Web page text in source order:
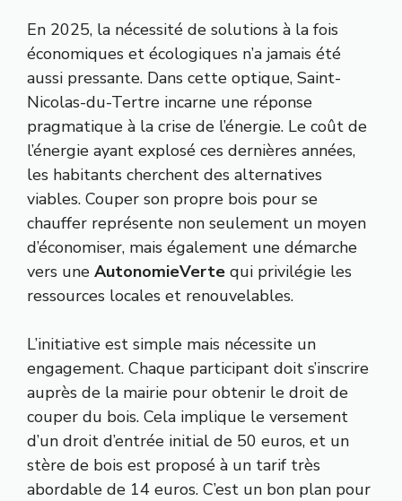
En 2025, la nécessité de solutions à la fois
économiques et écologiques n’a jamais été
aussi pressante. Dans cette optique, Saint-
Nicolas-du-Tertre incarne une réponse
pragmatique à la crise de l’énergie. Le coût de
l’énergie ayant explosé ces dernières années,
les habitants cherchent des alternatives
viables. Couper son propre bois pour se
chauffer représente non seulement un moyen
d’économiser, mais également une démarche
vers une AutonomieVerte qui privilégie les
ressources locales et renouvelables.
L’initiative est simple mais nécessite un
engagement. Chaque participant doit s’inscrire
auprès de la mairie pour obtenir le droit de
couper du bois. Cela implique le versement
d’un droit d’entrée initial de 50 euros, et un
stère de bois est proposé à un tarif très
abordable de 14 euros. C’est un bon plan pour